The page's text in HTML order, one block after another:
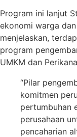
Program ini lanjut
ekonomi warga
menjelaskan,
program
UMKM dan
“Pilar
komitmen
pertumbuhan
perusahaan
pencaharian